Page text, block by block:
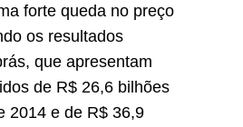
forte queda no preço
os resultados
que apresentam
de R$ 26,6 bilhões
2014 e de R$ 36,9